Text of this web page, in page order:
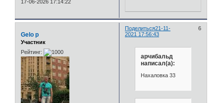
17-06-2026 17:14:22
Поделиться 6
21-11-
2021 17:56:43
Gelo p
Участник
Рейтинг:
арчибальд
написал(а):
Нахаловка 33